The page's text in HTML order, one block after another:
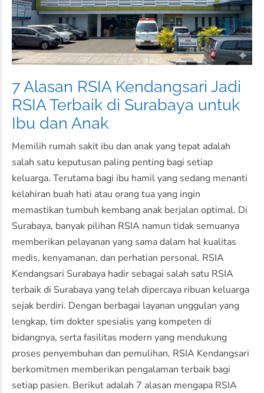
7 Alasan RSIA Kendangsari Jadi
RSIA Terbaik di Surabaya untuk
Ibu dan Anak
Memilih rumah sakit ibu dan anak yang tepat adalah
salah satu keputusan paling penting bagi setiap
keluarga. Terutama bagi ibu hamil yang sedang menanti
kelahiran buah hati atau orang tua yang ingin
memastikan tumbuh kembang anak berjalan optimal. Di
Surabaya, banyak pilihan RSIA namun tidak semuanya
memberikan pelayanan yang sama dalam hal kualitas
medis, kenyamanan, dan perhatian personal. RSIA
Kendangsari Surabaya hadir sebagai salah satu RSIA
terbaik di Surabaya yang telah dipercaya ribuan keluarga
sejak berdiri. Dengan berbagai layanan unggulan yang
lengkap, tim dokter spesialis yang kompeten di
bidangnya, serta fasilitas modern yang mendukung
proses penyembuhan dan pemulihan, RSIA Kendangsari
berkomitmen memberikan pengalaman terbaik bagi
setiap pasien. Berikut adalah 7 alasan mengapa RSIA